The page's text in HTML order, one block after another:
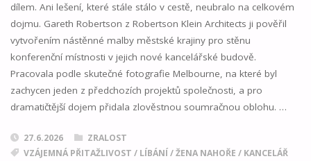
dílem. Ani lešení, které stále stálo v cestě, neubralo na celkovém
dojmu. Gareth Robertson z Robertson Klein Architects ji pověřil
vytvořením nástěnné malby městské krajiny pro stěnu
konferenční místnosti v jejich nové kancelářské budově.
Pracovala podle skutečné fotografie Melbourne, na které byl
zachycen jeden z předchozích projektů společnosti, a pro
dramatičtější dojem přidala zlověstnou soumračnou oblohu. …
27.6.2026
ZRALOST
VZÁJEMNÁ PŘITAŽLIVOST / LÍBÁNÍ /ŽENA NAHOŘE / KANCELÁŘ